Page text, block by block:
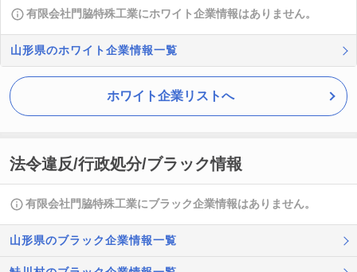
有限会社門脇特殊工業にホワイト企業情報はありません。
山形県のホワイト企業情報一覧
ホワイト企業リストへ
法令違反/行政処分/ブラック情報
有限会社門脇特殊工業にブラック企業情報はありません。
山形県のブラック企業情報一覧